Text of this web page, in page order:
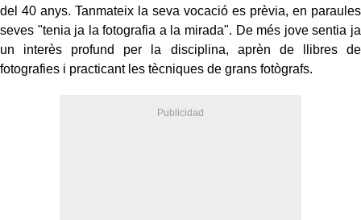
del 40 anys. Tanmateix la seva vocació es prèvia, en paraules
seves "tenia ja la fotografia a la mirada". De més jove sentia ja
un interès profund per la disciplina, aprèn de llibres de
fotografies i practicant les tècniques de grans fotògrafs.